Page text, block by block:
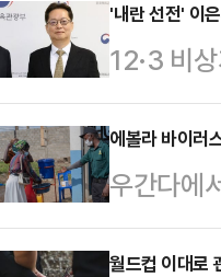
누적 피해
면 지난 4
이 10대
린 사건이
폐 교환기
서 범행…
'내란 선전' 이
12·3 비
원장의 구
방법원 이
의자 심
검사팀은
에볼라 바이러
우간다에
진 판정을
월드컵 이대로